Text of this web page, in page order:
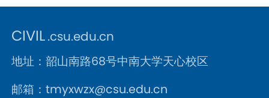
CIVIL.csu.edu.cn
地址：韶山南路68号中南大学天心校区
邮箱：tmyxwzx@csu.edu.cn